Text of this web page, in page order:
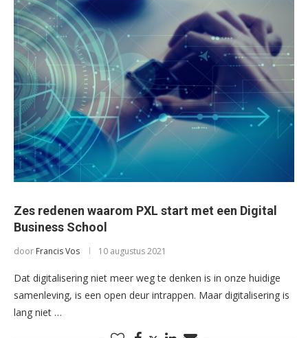
Zes redenen waarom PXL start met een Digital
Business School
door Francis Vos 10 augustus 2021
Dat digitalisering niet meer weg te denken is in onze huidige
samenleving, is een open deur intrappen. Maar digitalisering is
lang niet …